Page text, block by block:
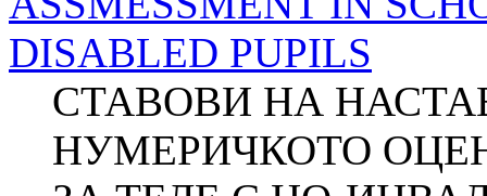
DISABLED PUPILS
СТАВОВИ НА
НУМЕРИЧКОТО